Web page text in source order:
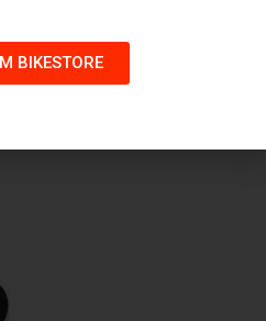
732,00€
BIKESTORE